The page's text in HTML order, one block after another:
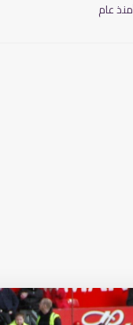
منذ عام